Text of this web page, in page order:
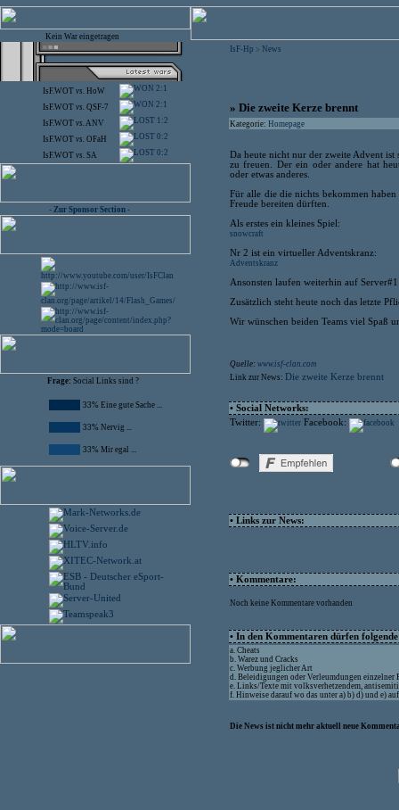
Kein War eingetragen
IsF.WOT vs. HoW 2:1
IsF.WOT vs. QSF-7 2:1
IsF.WOT vs.ANV 1:2
IsF.WOT vs. OFaH 0:2
IsF.WOT vs. SA 0:2
- Zur Sponsor Section -
Frage: Social Links sind ?
33% Eine gute Sache ...
33% Nervig ...
33% Mir egal ...
IsF-Hp > News
» Die zweite Kerze brennt
Kategorie: Homepage
Da heute nicht nur der zweite Advent
zu freuen. Der ein oder andere hat
oder etwas anderes.
Für alle die die nichts bekommen
Freude bereiten dürften.
Als erstes ein kleines Spiel:
snowcraft
Nr 2 ist ein virtueller Adventskranz:
Adventskranz
Ansonsten laufen weiterhin auf
Zusätzlich steht heute noch das letzte
Wir wünschen beiden Teams viel Spaß
Quelle: www.isf-clan.com
Link zur News: Die zweite Kerze brennt
• Social Networks:
Twitter:
Facebook:
• Links zur News:
• Kommentare:
Noch keine Kommentare vorhanden
• In den Kommentaren dürfen
a. Cheats
b. Warez und Cracks
c. Werbung jeglicher Art
d. Beleidigungen oder Verleumdungen einzelner
e. Links/Texte mit volksverhetzendem,
f. Hinweise darauf wo das unter a) b) d) und e)
Die News ist nicht mehr aktuell neue